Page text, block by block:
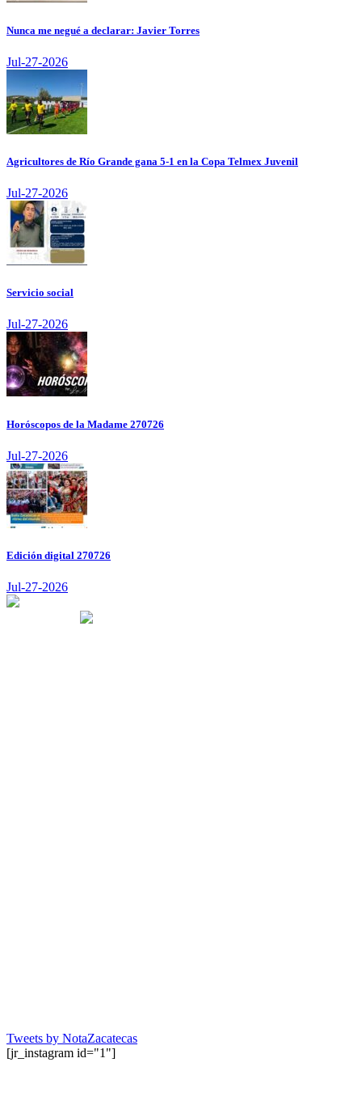
Nunca me negué a declarar: Javier Torres
Jul-27-2026
Agricultores de Río Grande gana 5-1 en la Copa Telmex Juvenil
Jul-27-2026
Servicio social
Jul-27-2026
Horóscopos de la Madame 270726
Jul-27-2026
Edición digital 270726
Jul-27-2026
Tweets by NotaZacatecas
[jr_instagram id="1"]